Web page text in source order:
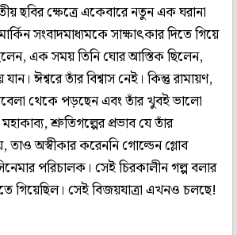
ছবির ক্ষেত্রে একেবারে নতুন এক ঘরানা
সংবাদমাধ্যমকে সাক্ষাৎকার দিতে গিয়ে
এক সময় তিনি ঘোর আস্তিক ছিলেন,
ঈশ্বরে তাঁর বিশ্বাস নেই। কিন্তু রামায়ণ,
থেকে পড়ছেন এবং তাঁর খুবই ভালো
শ্রুতিগল্পের প্রভাব যে তাঁর
তাও অস্বীকার করেননি গোল্ডেন গ্লোব
পরিচালক। সেই চিরকালীন গল্প বলার
গিয়েছিল। সেই বিজয়যাত্রা এখনও চলছে!